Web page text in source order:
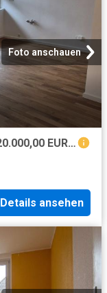
Foto anschauen
Wohnung zum Kaufen in Münster 720.000,00 EUR 101.5 m²
Details ansehen